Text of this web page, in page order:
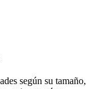
según su tamaño,